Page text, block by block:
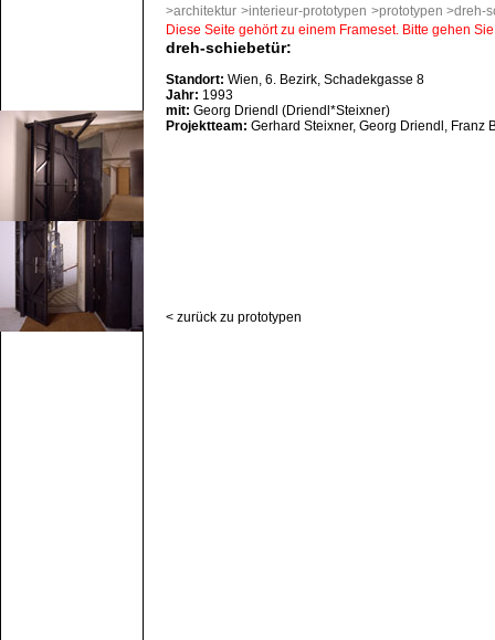
>architektur >interieur-prototypen >prototypen >dreh-
dreh-schiebetür:
Standort: Wien, 6. Bezirk, Schadekgasse 8
Jahr: 1993
mit: Georg Driendl (Driendl*Steixner)
Projektteam: Gerhard Steixner, Georg Driendl, Franz
< zurück zu prototypen
Diese Seite gehört zu einem Frameset. Bitte gehen